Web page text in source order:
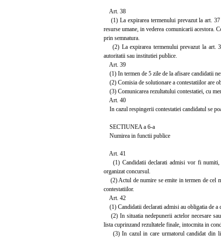
Art. 38
(1) La expirarea termenului prevazut la art. 37
resurse umane, in vederea comunicarii acestora.
prin semnatura.
(2) La expirarea termenului prevazut la art.
autoritatii sau institutiei publice.
Art. 39
(1) In termen de 5 zile de la afisare candidatii
(2) Comisia de solutionare a contestatiilor are
(3) Comunicarea rezultatului contestatiei, cu
Art. 40
In cazul respingerii contestatiei candidatul se
SECTIUNEA a 6-a
Numirea in functii publice
Art. 41
(1) Candidatii declarati admisi vor fi numiti,
organizat concursul.
(2) Actul de numire se emite in termen de cel
contestatiilor.
Art. 42
(1) Candidatii declarati admisi au obligatia de a
(2) In situatia nedepunerii actelor necesare
lista cuprinzand rezultatele finale, intocmita in
(3) In cazul in care urmatorul candidat din